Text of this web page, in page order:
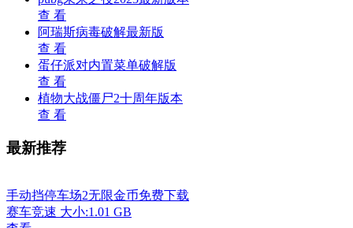
查 看
阿瑞斯病毒破解最新版
查 看
蛋仔派对内置菜单破解版
查 看
植物大战僵尸2十周年版本
查 看
最新推荐
手动挡停车场2无限金币免费下载
赛车竞速 大小:1.01 GB